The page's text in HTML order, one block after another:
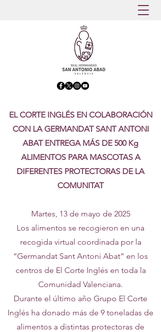
EL CORTE INGLÉS EN COLABORACIÓN
CON LA GERMANDAT SANT ANTONI
ABAT ENTREGA MÁS DE 500 Kg
ALIMENTOS PARA MASCOTAS A
DIFERENTES PROTECTORAS DE LA
COMUNITAT
Martes, 13 de mayo de 2025
Los alimentos se recogieron en una
recogida virtual coordinada por la
“Germandat Sant Antoni Abat” en los
centros de El Corte Inglés en toda la
Comunidad Valenciana.
Durante el último año Grupo El Corte
Inglés ha donado más de 9 toneladas de
alimentos a distintas protectoras de